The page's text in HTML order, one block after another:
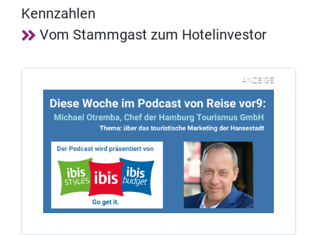
Kennzahlen
Vom Stammgast zum Hotelinvestor
ANZEIGE